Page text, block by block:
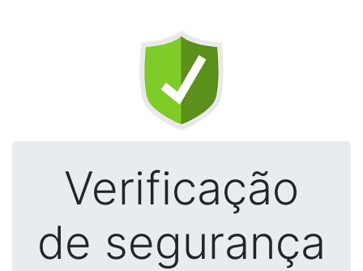
Verificação
de segurança